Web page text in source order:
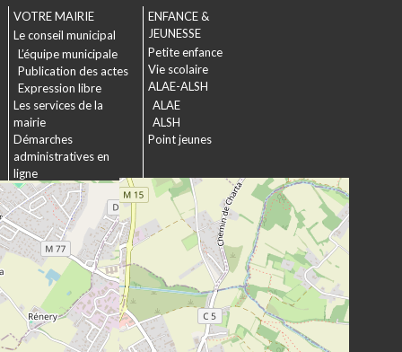
VOTRE MAIRIE
Le conseil municipal
L’équipe municipale
Publication des actes
Expression libre
Les services de la
mairie
Démarches
administratives en
ligne
Formulaires
Marchés publics
ENFANCE &
JEUNESSE
Petite enfance
Vie scolaire
ALAE-ALSH
ALAE
ALSH
Point jeunes
SOCIAL &
SOLIDARITÉ
Actions municipales
La commission
intergénérationnelle
Maison de retraite La
chartreuse
Les établissements
médico-sociaux